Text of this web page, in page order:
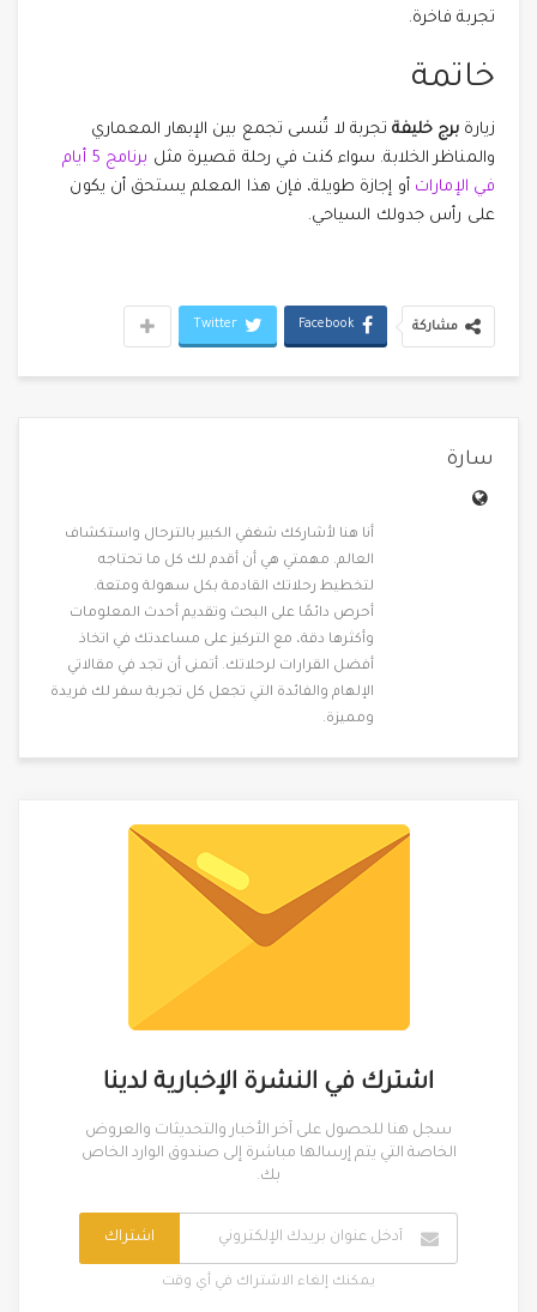
تجربة فاخرة.
خاتمة
زيارة برج خليفةتجربة لا تُنسى تجمع بين الإبهار المعماري
والمناظر الخلابة. سواء كنت في رحلة قصيرة مثل
برنامج 5 أيام
في الإمارات أو إجازة طويلة، فإن هذا المعلم يستحق أن يكون
على رأس جدولك السياحي.
مشاركة Facebook
Twitter
سارة
أنا هنا لأشاركك شغفي الكبير بالترحال واستكشاف
العالم. مهمتي هي أن أقدم لك كل ما تحتاجه
لتخطيط رحلاتك القادمة بكل سهولة ومتعة.
أحرص دائمًا على البحث وتقديم أحدث المعلومات
وأكثرها دقة، مع التركيز على مساعدتك في اتخاذ
أفضل القرارات لرحلاتك. أتمنى أن تجد في مقالاتي
الإلهام والفائدة التي تجعل كل تجربة سفر لك فريدة
ومميزة.
اشترك في النشرة الإخبارية لدينا
سجل هنا للحصول على آخر الأخبار والتحديثات والعروض
الخاصة التي يتم إرسالها مباشرة إلى صندوق الوارد الخاص
بك.
اشتراك
يمكنك إلغاء الاشتراك في أي وقت